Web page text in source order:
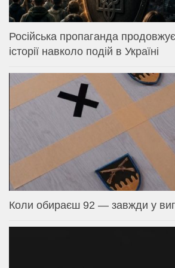
Російська пропаганда
історії навколо подій в Україні
Коли обираєш 92 — завжди у